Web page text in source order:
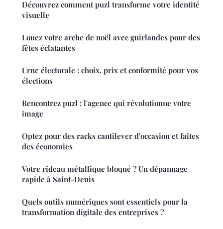
Découvrez comment puzl transforme votre identité
visuelle
Louez votre arche de noël avec guirlandes pour des
fêtes éclatantes
Urne électorale : choix, prix et conformité pour vos
élections
Rencontrez puzl : l'agence qui révolutionne votre
image
Optez pour des racks cantilever d'occasion et faites
des économies
Votre rideau métallique bloqué ? Un dépannage
rapide à Saint-Denis
Quels outils numériques sont essentiels pour la
transformation digitale des entreprises ?